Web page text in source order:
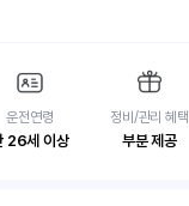
운전연령
26세 이상
정비/관리 혜택
부분 제공